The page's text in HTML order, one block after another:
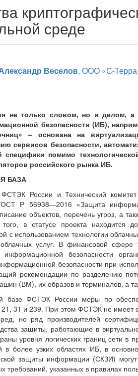
среде
Веселов, ООО «С-
не только словом, но и делом,
безопасности (ИБ),
– основана на
сервисов безопасности,
специфики помимо
российского рынка ИБ.
БАЗА
России и Технический
Р 56938—2016 «Защита
объектов, перечень угроз, а
в статусе проекта находится
с использованием технологии
услуг. В финансовой сфере
информационной безопасности
безопасности при
рекомендации по разделению
(ВМ), их образов и терминалов, а
базе ФСТЭК России меры по
31 и 239. При этом ФСТЭК не имеет
но ряд производителей
защиты, работающие в
уровня логических границ сети
в более узких областях ИБ, в
защиты информации (СКЗИ)
требований, указанных в правилах